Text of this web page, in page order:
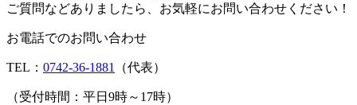
ご質問などありましたら、お気軽にお問い合わせください！
お電話でのお問い合わせ
TEL： 0742-36-1881 （代表）
（受付時間：平日9時～17時）